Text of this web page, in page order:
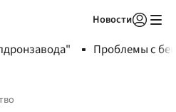
Новости
Проблемы с